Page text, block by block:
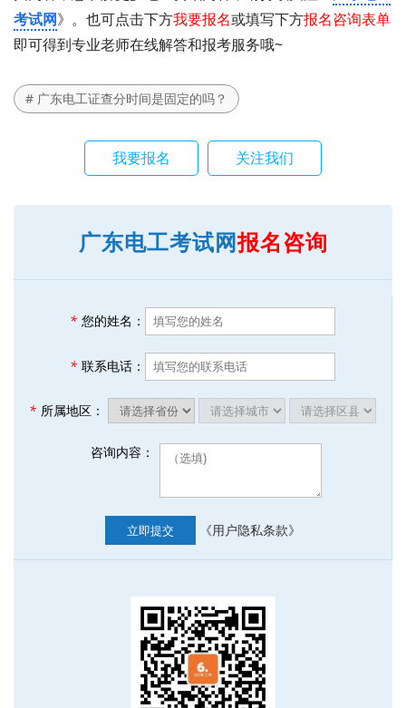
考试网》。也可点击下方我要报名或填写下方报名咨询表单
即可得到专业老师在线解答和报考服务哦~
# 广东电工证查分时间是固定的吗？
我要报名 关注我们
广东电工考试网报名咨询
* 您的姓名：
* 联系电话：
* 所属地区：
咨询内容：
立即提交 《用户隐私条款》